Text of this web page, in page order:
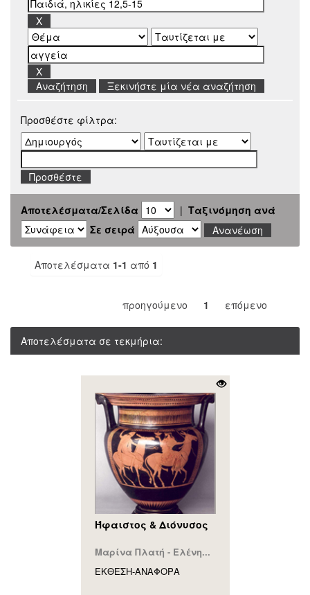
Ξεκινήστε μία νέα αναζήτηση
Προσθέστε φίλτρα:
Αποτελέσματα/Σελίδα | Ταξινόμηση ανά
Σε σειρά
Αποτελέσματα 1-1 από 1
προηγούμενο 1 επόμενο
Αποτελέσματα σε τεκμήρια:
Ήφαιστος & Διόνυσος
Μαρίνα Πλατή - Ελένη...
ΕΚΘΕΣΗ-ΑΝΑΦΟΡA